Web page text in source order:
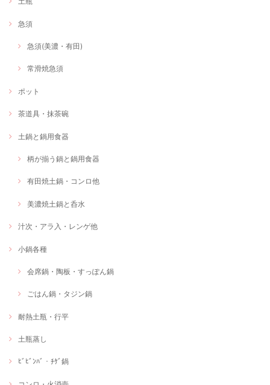
急須
急須(美濃・有田)
常滑焼急須
ポット
茶道具・抹茶碗
土鍋と鍋用食器
柄が揃う鍋と鍋用食器
有田焼土鍋・コンロ他
美濃焼土鍋と呑水
汁次・アラ入・レンゲ他
小鍋各種
会席鍋・陶板・すっぽん鍋
ごはん鍋・タジン鍋
耐熱土瓶・行平
土瓶蒸し
ﾋﾞﾋﾞﾝﾊﾞ・ﾁｹﾞ鍋